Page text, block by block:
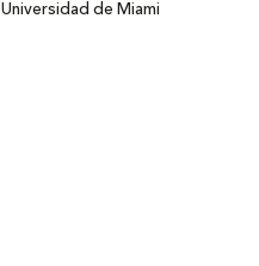
Universidad de Miami